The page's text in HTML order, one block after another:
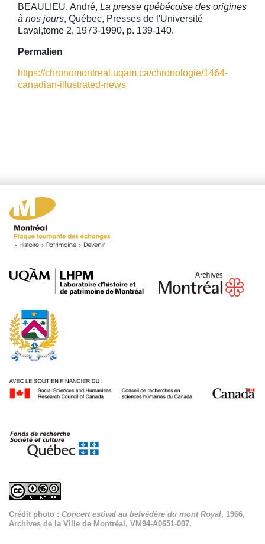
BEAULIEU, André, La presse québécoise des origines
à nos jours, Québec, Presses de l'Université
Laval,tome 2, 1973-1990, p. 139-140.
Permalien
https://chronomontreal.uqam.ca/chronologie/1464-
canadian-illustrated-news
Crédit photo : Concert estival au belvédère du mont Royal, 1966,
Archives de la Ville de Montréal, VM94-A0651-007.